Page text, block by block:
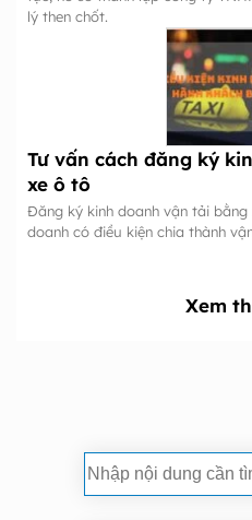
lý then chốt.
Tư vấn cách đăng ký
xe ô tô
Đăng ký kinh doanh vận tải bằng
doanh có điều kiện chia thành
Xem